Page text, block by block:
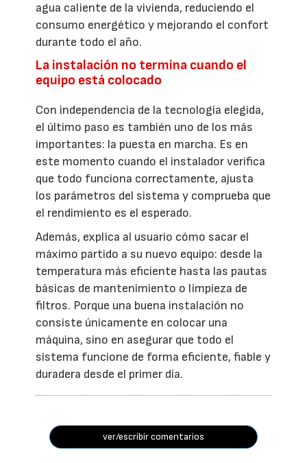
agua caliente de la vivienda, reduciendo el
consumo energético y mejorando el confort
durante todo el año.
La instalación no termina cuando el
equipo está colocado
Con independencia de la tecnología elegida,
el último paso es también uno de los más
importantes: la puesta en marcha. Es en
este momento cuando el instalador verifica
que todo funciona correctamente, ajusta
los parámetros del sistema y comprueba que
el rendimiento es el esperado.
Además, explica al usuario cómo sacar el
máximo partido a su nuevo equipo: desde la
temperatura más eficiente hasta las pautas
básicas de mantenimiento o limpieza de
filtros. Porque una buena instalación no
consiste únicamente en colocar una
máquina, sino en asegurar que todo el
sistema funcione de forma eficiente, fiable y
duradera desde el primer día.
ver/escribir comentarios